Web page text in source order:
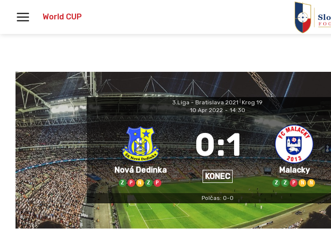
World CUP
3.Liga - Bratislava 2021 Krog 19
10 Apr 2022 - 14:30
Nová Dedinka
Z P N Z P
0:1
KONEC
Malacky
Z Z P N N
Polčas: 0-0